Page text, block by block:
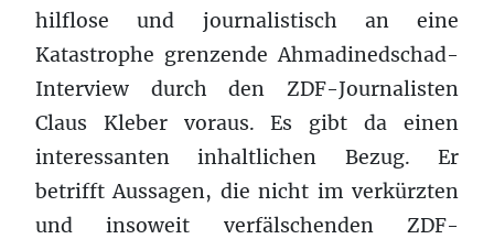
hilflose und journalistisch an eine
Katastrophe grenzende Ahmadinedschad-
Interview durch den ZDF-Journalisten
Claus Kleber voraus. Es gibt da einen
interessanten inhaltlichen Bezug. Er
betrifft Aussagen, die nicht im verkürzten
und insoweit verfälschenden ZDF-